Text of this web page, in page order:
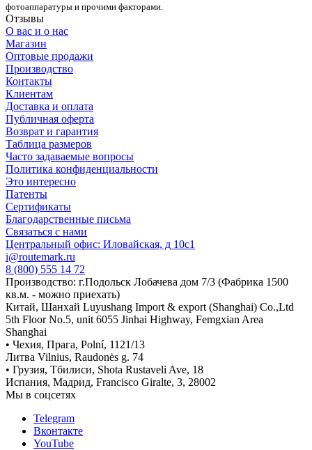
фотоаппаратуры и прочими факторами.
Отзывы
О вас и о нас
Магазин
Оптовые продажи
Производство
Контакты
Клиентам
Доставка и оплата
Публичная оферта
Возврат и гарантия
Таблица размеров
Часто задаваемые вопросы
Политика конфиденциальности
Это интересно
Патенты
Сертификаты
Благодарственные письма
Связаться с нами
Центральный офис: Иловайская, д 10с1
i@routemark.ru
8 (800) 555 14 72
Производство: г.Подольск Лобачева дом 7/3 (Фабрика 1500
кв.м. - можно приехать)
Китай, Шанхай Luyushang Import & export (Shanghai) Co.,Ltd
5th Floor No.5, unit 6055 Jinhai Highway, Femgxian Area
Shanghai
• Чехия, Прага, Polní, 1121/13
Литва Vilnius, Raudonės g. 74
• Грузия, Тбилиси, Shota Rustaveli Ave, 18
Испания, Мадрид, Francisco Giralte, 3, 28002
Мы в соцсетях
Telegram
Вконтакте
YouTube